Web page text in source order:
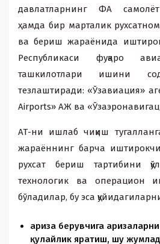
давлатларнинг ФА самолёт
ҳамда бир марталик
ва бериш жараёнида иштирок
Республикаси фуқаро
ташкилотлари ишини
тезлаштиради: «Ўзавиация»
Airports» АЖ ва
АТ-ни ишлаб чиқиш
жараённинг барча
руxсат бериш тартибини
теxнологик ва операцион
бўладилар, бу эса
ариза берувчига
қулайлик яратиш, шу